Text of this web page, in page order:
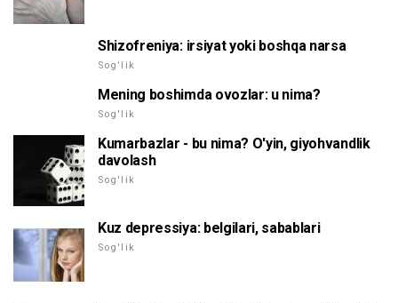
Shizofreniya: irsiyat yoki boshqa narsa
Sog'lik
Mening boshimda ovozlar: u nima?
Sog'lik
Kumarbazlar - bu nima? O'yin, giyohvandlik
davolash
Sog'lik
Kuz depressiya: belgilari, sabablari
Sog'lik